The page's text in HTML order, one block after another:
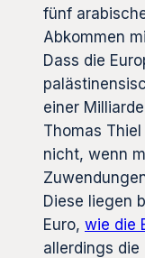
fünf
Abkommen
Dass die
einer
Thomas
nicht, wenn
Diese liegen
Euro, wie die
allerdings